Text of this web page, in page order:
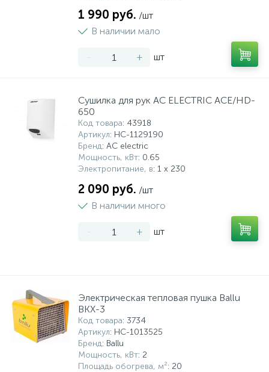
1 990 руб. /шт
В наличии мало
- + шт
Сушилка для рук AC ELECTRIC ACE/HD-
650
Код товара: 43918
Артикул: НС-1129190
Бренд: AC electric
Мощность, кВт: 0.65
Электропитание, в: 1 x 230
2 090 руб. /шт
В наличии много
- + шт
Электрическая тепловая пушка Ballu
BKX-3
Код товара: 3734
Артикул: НС-1013525
Бренд: Ballu
Мощность, кВт: 2
Площадь обогрева, м²: 20